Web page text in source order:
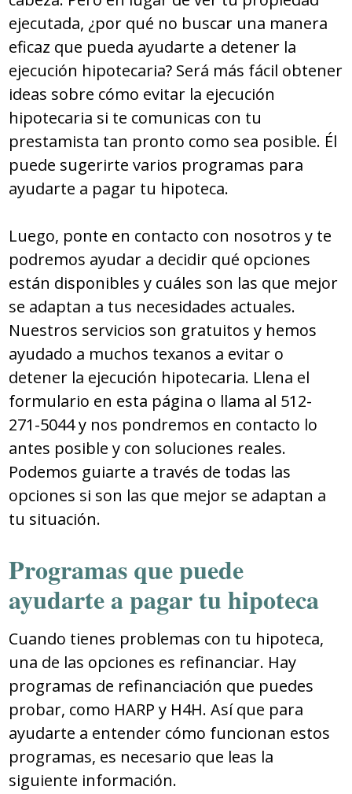
ejecutada, ¿por qué no buscar una manera
eficaz que pueda ayudarte a detener la
ejecución hipotecaria? Será más fácil obtener
ideas sobre cómo evitar la ejecución
hipotecaria si te comunicas con tu
prestamista tan pronto como sea posible. Él
puede sugerirte varios programas para
ayudarte a pagar tu hipoteca.
Luego, ponte en contacto con nosotros y te
podremos ayudar a decidir qué opciones
están disponibles y cuáles son las que mejor
se adaptan a tus necesidades actuales.
Nuestros servicios son gratuitos y hemos
ayudado a muchos texanos a evitar o
detener la ejecución hipotecaria. Llena el
formulario en esta página o llama al 512-
271-5044 y nos pondremos en contacto lo
antes posible y con soluciones reales.
Podemos guiarte a través de todas las
opciones si son las que mejor se adaptan a
tu situación.
Programas que puede
ayudarte a pagar tu hipoteca
Cuando tienes problemas con tu hipoteca,
una de las opciones es refinanciar. Hay
programas de refinanciación que puedes
probar, como HARP y H4H. Así que para
ayudarte a entender cómo funcionan estos
programas, es necesario que leas la
siguiente información.